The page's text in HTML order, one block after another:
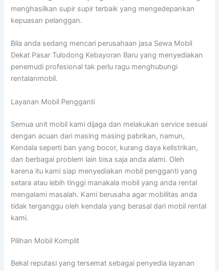
menghasilkan supir supir terbaik yang mengedepankan
kepuasan pelanggan.
Bila anda sedang mencari perusahaan jasa Sewa Mobil
Dekat Pasar Tulodong Kebayoran Baru yang menyediakan
penemudi profesional tak perlu ragu menghubungi
rentalanmobil.
Layanan Mobil Pengganti
Semua unit mobil kami dijaga dan melakukan service sesuai
dengan acuan dari masing masing pabrikan, namun,
Kendala seperti ban yang bocor, kurang daya kelistrikan,
dan berbagai problem lain bisa saja anda alami. Oleh
karena itu kami siap menyediakan mobil pengganti yang
setara atau lebih tinggi manakala mobil yang anda rental
mengalami masalah. Kami berusaha agar mobilitas anda
tidak terganggu oleh kendala yang berasal dari mobil rental
kami.
Pilihan Mobil Komplit
Bekal reputasi yang tersemat sebagai penyedia layanan